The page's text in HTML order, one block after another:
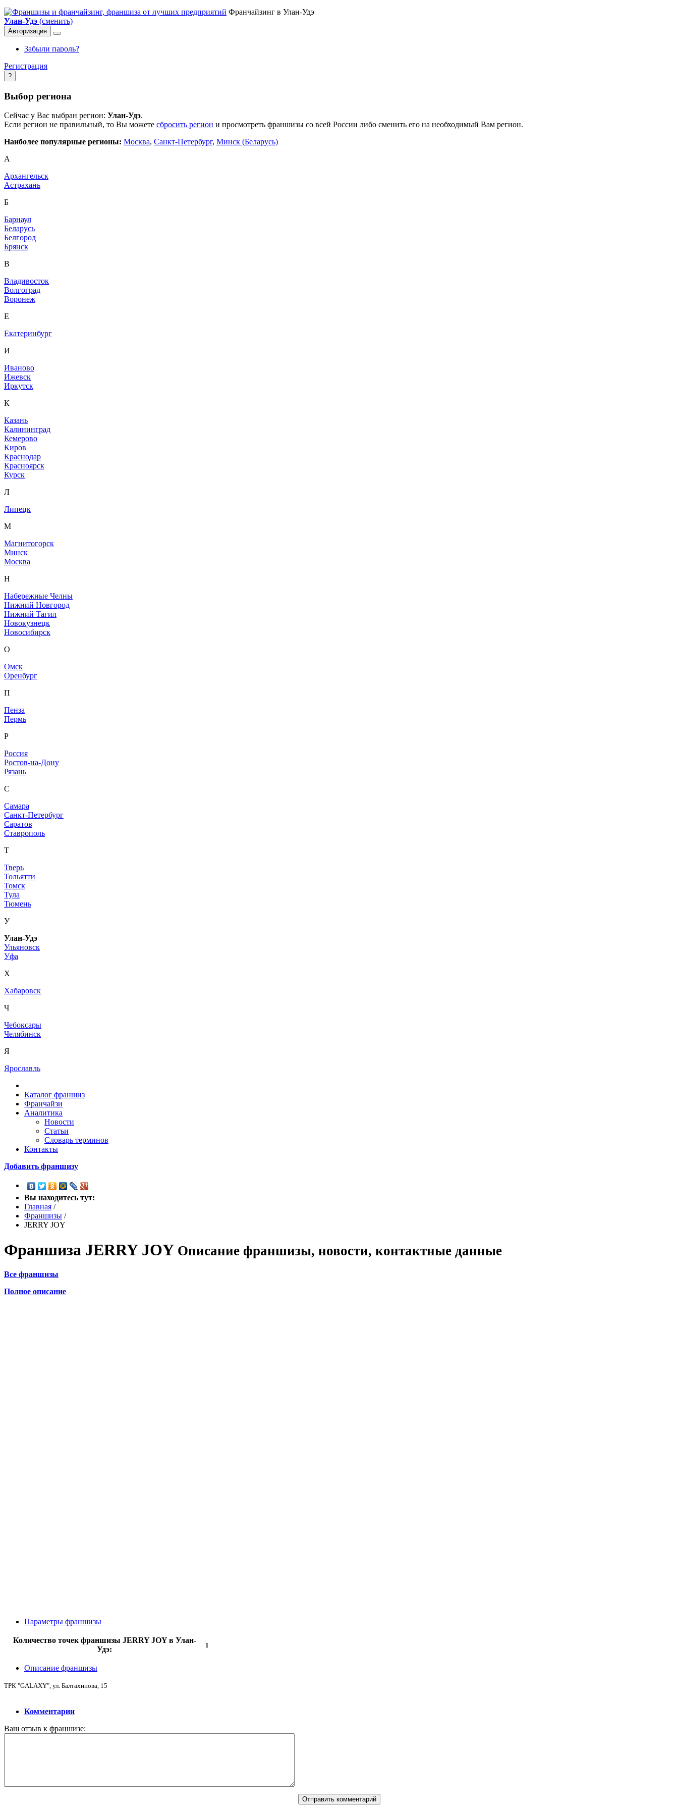
Франчайзинг в Улан-Удэ
Улан-Удэ (сменить)
Авторизация
Забыли пароль?
Регистрация
?
Выбор региона
Сейчас у Вас выбран регион: Улан-Удэ.
Если регион не правильный, то Вы можете сбросить регион и просмотреть франшизы со всей России либо сменить его на необходимый Вам регион.
Наиболее популярные регионы: Москва, Санкт-Петербург, Минск (Беларусь)
А
Архангельск
Астрахань
Б
Барнаул
Беларусь
Белгород
Брянск
В
Владивосток
Волгоград
Воронеж
Е
Екатеринбург
И
Иваново
Ижевск
Иркутск
К
Казань
Калининград
Кемерово
Киров
Краснодар
Красноярск
Курск
Л
Липецк
М
Магнитогорск
Минск
Москва
Н
Набережные Челны
Нижний Новгород
Нижний Тагил
Новокузнецк
Новосибирск
О
Омск
Оренбург
П
Пенза
Пермь
Р
Россия
Ростов-на-Дону
Рязань
С
Самара
Санкт-Петербург
Саратов
Ставрополь
Т
Тверь
Тольятти
Томск
Тула
Тюмень
У
Улан-Удэ
Ульяновск
Уфа
Х
Хабаровск
Ч
Чебоксары
Челябинск
Я
Ярославль
Каталог франшиз
Франчайзи
Аналитика
Новости
Статьи
Словарь терминов
Контакты
Добавить франшизу
Вы находитесь тут:
Главная /
Франшизы /
JERRY JOY
Франшиза JERRY JOY Описание франшизы, новости, контактные данные
Все франшизы
Полное описание
Параметры франшизы
Количество точек франшизы JERRY JOY в Улан-
Удэ:
1
Описание франшизы
ТРК "GALAXY", ул. Балтахинова, 15
Комментарии
Ваш отзыв к франшизе: